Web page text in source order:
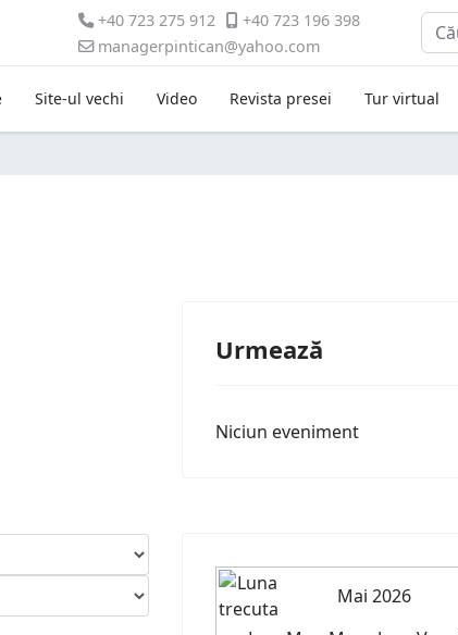
+40 723 275 912
+40 723 196 398
managerpintican@yahoo.com
Site-ul vechi Video Revista presei Tur virtual
Urmează
Niciun eveniment
Mai 2026